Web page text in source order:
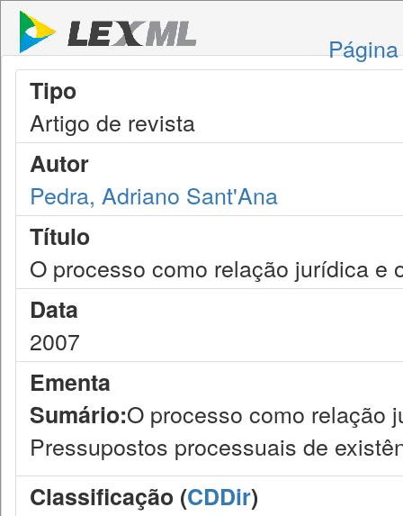
Tipo
Artigo de revista
Autor
Pedra, Adriano Sant'Ana
Título
O processo como relação jurídica e
Data
2007
Ementa
Sumário:O processo como relação
Pressupostos processuais de
Classificação (CDDir)